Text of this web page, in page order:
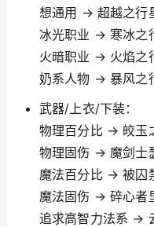
想通用 → 超越之行
冰光职业 → 寒冰之
火暗职业 → 火焰之
奶系人物 → 暴风之
武器/上衣/下装：
物理百分比 → 皎玉
物理固伤 → 魔剑士
魔法百分比 → 被囚
魔法固伤 → 碎心者
追求高智力法系 →